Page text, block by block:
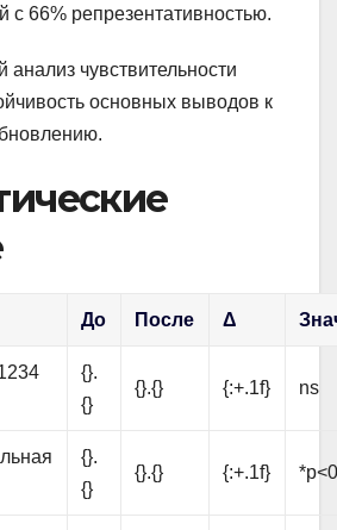
с 66% репрезентативностью.
чувствительности
основных выводов к
До После Δ
{}.
{}
{}.{} {:+.1f} ns
{}.
{}
{}.{} {:+.1f}